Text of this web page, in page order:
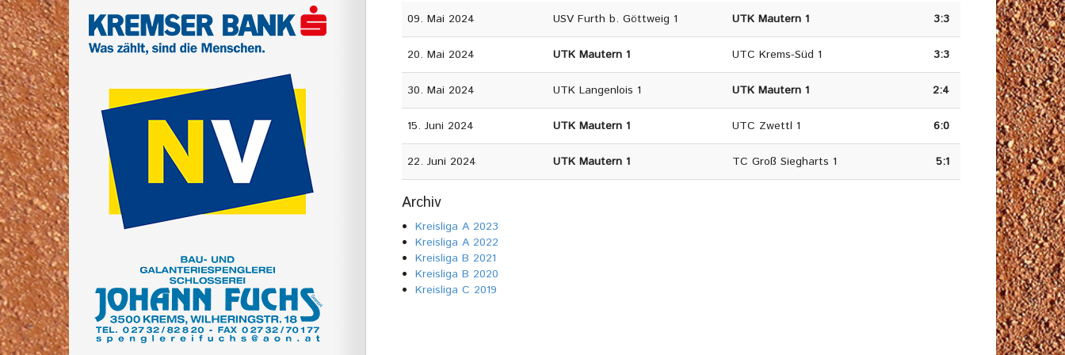
09. Mai 2024 USV Furth b. Göttweig 1 UTK Mautern 1 3:3
20. Mai 2024 UTK Mautern 1 UTC Krems-Süd 1 3:3
30. Mai 2024 UTK Langenlois 1 UTK Mautern 1 2:4
15. Juni 2024 UTK Mautern 1 UTC Zwettl 1 6:0
22. Juni 2024 UTK Mautern 1 TC Groß Siegharts 1 5:1
Archiv
Kreisliga A 2023
Kreisliga A 2022
Kreisliga B 2021
Kreisliga B 2020
Kreisliga C 2019